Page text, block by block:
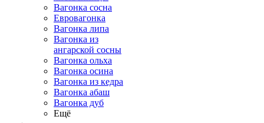
Вагонка сосна
Евровагонка
Вагонка липа
Вагонка из
ангарской сосны
Вагонка ольха
Вагонка осина
Вагонка из кедра
Вагонка абаш
Вагонка дуб
Ещё